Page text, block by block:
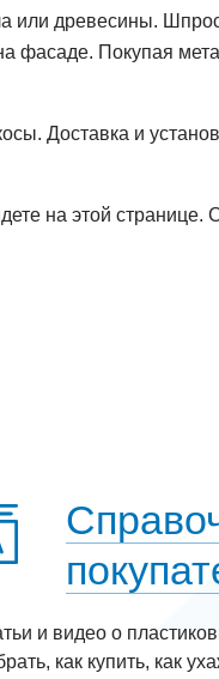
или древесины.
фасаде. Покупая
Доставка и
на этой странице.
и видео о
как купить, как